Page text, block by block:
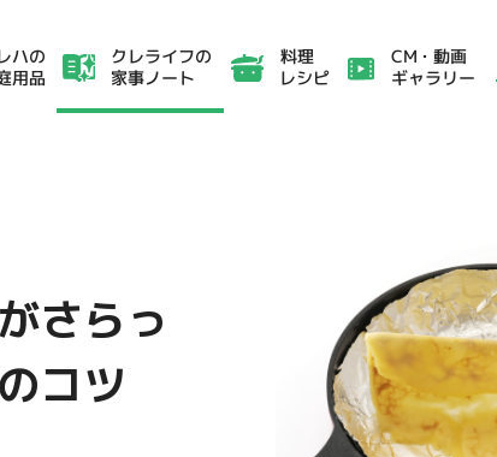
ハの
用品
クレライフの
家事ノート
料理
レシピ
CM・動画
ギャラリー
さらっ
コツ